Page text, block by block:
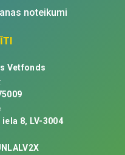
noteikumi
Vetfonds
8, LV-3004